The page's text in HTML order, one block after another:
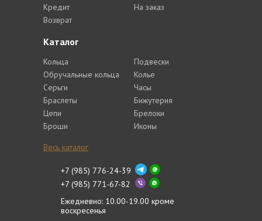
Каталог
Кольца
Обручальные кольца
Серьги
Браслеты
Цепи
Броши
Подвески
Колье
Часы
Бижутерия
Брелоки
Иконы
Весь каталог
Кредит
Возврат
На заказ
+7 (985) 776-24-39
+7 (985) 771-67-82
Ежедневно: 10.00-19.00 кроме
воскресенья